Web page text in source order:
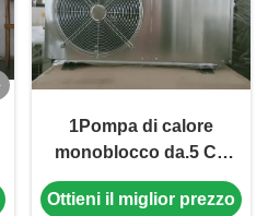
1Pompa di calore
monoblocco da.5 CV
con COP elevato 3,8 ~
4.6, Costruzioni in
Ottieni il miglior prezzo